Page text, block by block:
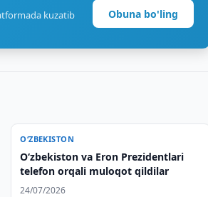
kuzatib
Obuna bo'ling
O‘ZBEKISTON
Oʻzbekiston va Eron Prezidentlari
telefon orqali muloqot qildilar
24/07/2026